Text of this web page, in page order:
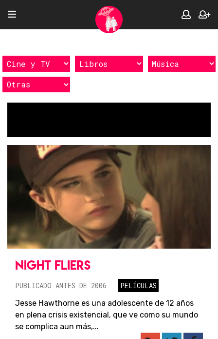
NIGHT FLIERS
PUBLICADO ANTES DE 2006
PELÍCULAS
Jesse Hawthorne es una adolescente de 12 años
en plena crisis existencial, que ve como su mundo
se complica aun más,...